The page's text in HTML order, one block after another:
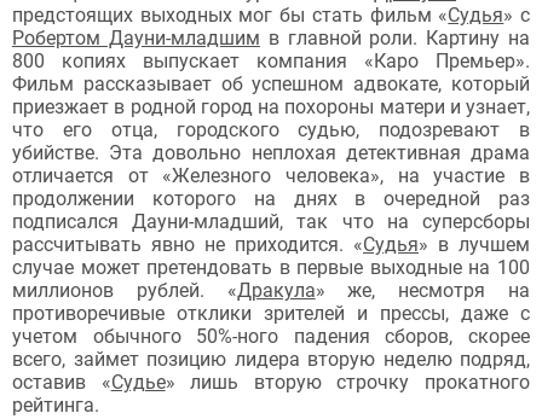
предстоящих выходных мог бы стать фильм «Судья» с
Робертом Дауни-младшим в главной роли. Картину на
800 копиях выпускает компания «Каро Премьер».
Фильм рассказывает об успешном адвокате, который
приезжает в родной город на похороны матери и узнает,
что его отца, городского судью, подозревают в
убийстве. Эта довольно неплохая детективная драма
отличается от «Железного человека», на участие в
продолжении которого на днях в очередной раз
подписался Дауни-младший, так что на суперсборы
рассчитывать явно не приходится. «Судья» в лучшем
случае может претендовать в первые выходные на 100
миллионов рублей. «Дракула» же, несмотря на
противоречивые отклики зрителей и прессы, даже с
учетом обычного 50%-ного падения сборов, скорее
всего, займет позицию лидера вторую неделю подряд,
оставив «Судье» лишь вторую строчку прокатного
рейтинга.